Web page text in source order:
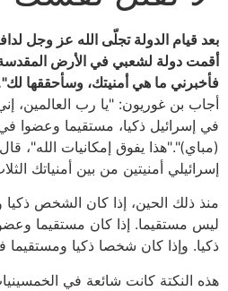
بعد قيام الدولة تجلّى الله عز وجل
أقمت دولة لشعبي في الأرض
فأخبرني ما هي أمنيتك، وسأحققها
أجاب بن غوريون: "يا رب
في إسرائيل ذكيا، مستقيما
(مباي)"."هذا يفوق إمكانيات الله"،
إسرائيلي أمنيتين من بين أمنياتك
منذ ذلك الحين، إذا كان الشخص
ليس مستقيما. إذا كان مستقيما
ذكيا. وإذا كان شخصا ذكيا